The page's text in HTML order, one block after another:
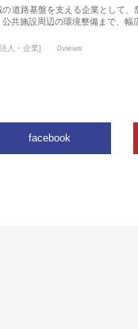
の道路基盤を支える企業として
公共施設周辺の環境整備まで、
人・企業] 0views
facebook